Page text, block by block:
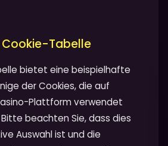
Tabelle
bietet eine beispielhafte
der Cookies, die auf
Plattform verwendet
beachten Sie, dass dies
Auswahl ist und die